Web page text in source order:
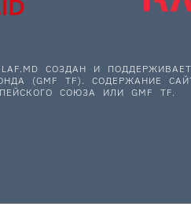
СОЗДАН И
(GMF TF). СОДЕРЖАНИЕ
СОЮЗА ИЛИ GMF TF.